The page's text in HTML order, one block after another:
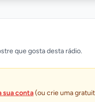
que gosta desta rádio.
sua conta(ou crie uma